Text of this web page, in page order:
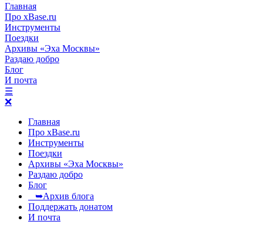
Главная
Про xBase.ru
Инструменты
Поездки
Архивы «Эха Москвы»
Раздаю добро
Блог
И почта
☰
❌
Главная
Про xBase.ru
Инструменты
Поездки
Архивы «Эха Москвы»
Раздаю добро
Блог
➥Архив блога
Поддержать донатом
И почта